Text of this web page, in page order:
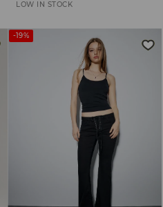
LOW IN STOCK
-19%